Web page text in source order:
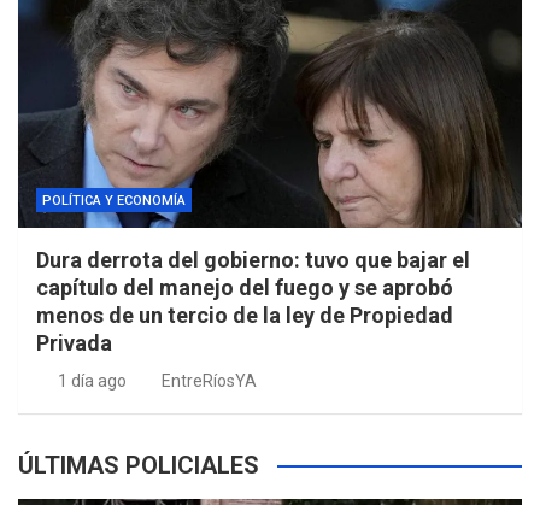
POLÍTICA Y ECONOMÍA
Dura derrota del gobierno: tuvo que bajar el
capítulo del manejo del fuego y se aprobó
menos de un tercio de la ley de Propiedad
Privada
1 día ago EntreRíosYA
ÚLTIMAS POLICIALES